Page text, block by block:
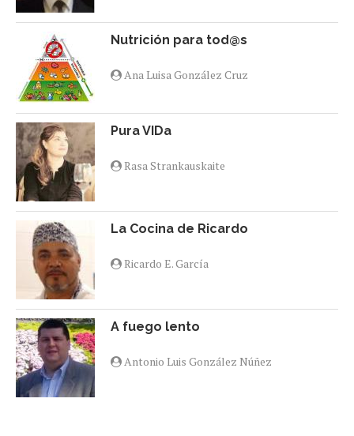
Nutrición para tod@s
Ana Luisa González Cruz
Pura VIDa
Rasa Strankauskaite
La Cocina de Ricardo
Ricardo E. García
A fuego lento
Antonio Luis González Núñez